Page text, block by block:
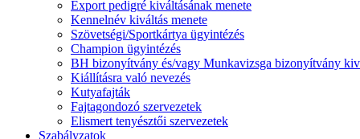
Export pedigré kiváltásának menete
Kennelnév kiváltás menete
Szövetségi/Sportkártya ügyintézés
Champion ügyintézés
BH bizonyítvány és/vagy Munkavizsga bizonyítvány
Kiállításra való nevezés
Kutyafajták
Fajtagondozó szervezetek
Elismert tenyésztői szervezetek
Szabályzatok